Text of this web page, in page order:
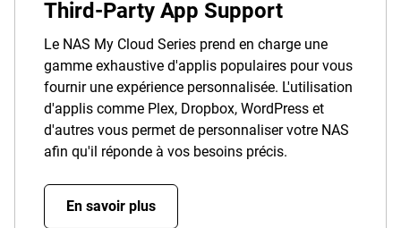
Third-Party App Support
Le NAS My Cloud Series prend en charge une
gamme exhaustive d'applis populaires pour vous
fournir une expérience personnalisée. L'utilisation
d'applis comme Plex, Dropbox, WordPress et
d'autres vous permet de personnaliser votre NAS
afin qu'il réponde à vos besoins précis.
En savoir plus